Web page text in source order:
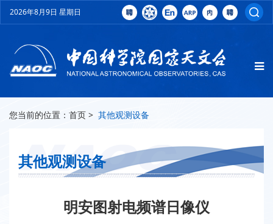
2026年8月9日 星期日
您当前的位置： 首页 > 其他观测设备
其他观测设备
明安图射电频谱日像仪